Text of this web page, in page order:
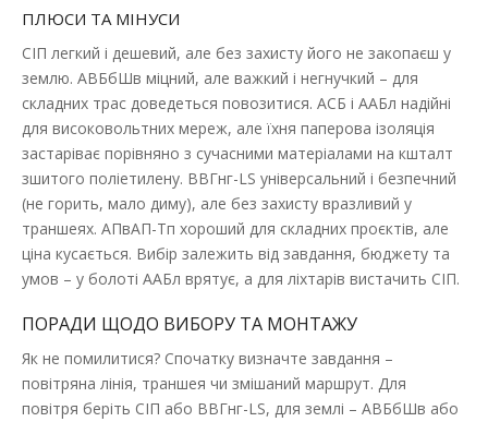
ПЛЮСИ ТА МІНУСИ
СІП легкий і дешевий, але без захисту його не закопаєш у
землю. АВБбШв міцний, але важкий і негнучкий – для
складних трас доведеться повозитися. АСБ і ААБл надійні
для високовольтних мереж, але їхня паперова ізоляція
застаріває порівняно з сучасними матеріалами на кшталт
зшитого поліетилену. ВВГнг-LS універсальний і безпечний
(не горить, мало диму), але без захисту вразливий у
траншеях. АПвАП-Тп хороший для складних проєктів, але
ціна кусається. Вибір залежить від завдання, бюджету та
умов – у болоті ААБл врятує, а для ліхтарів вистачить СІП.
ПОРАДИ ЩОДО ВИБОРУ ТА МОНТАЖУ
Як не помилитися? Спочатку визначте завдання –
повітряна лінія, траншея чи змішаний маршрут. Для
повітря беріть СІП або ВВГнг-LS, для землі – АВБбШв або